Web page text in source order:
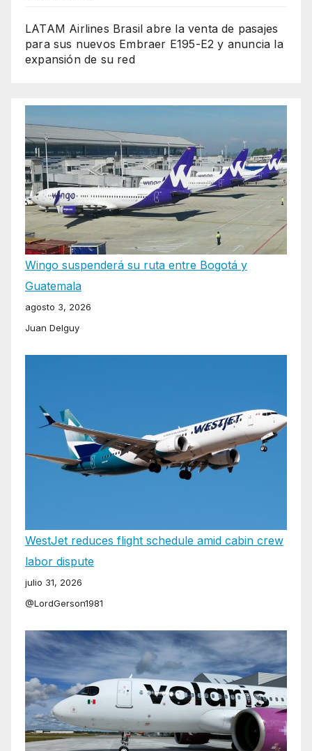
LATAM Airlines Brasil abre la venta de pasajes
para sus nuevos Embraer E195-E2 y anuncia la
expansión de su red
Wingo suspenderá su ruta entre Bogotá y
Guatemala
agosto 3, 2026
Juan Delguy
WestJet reduces flight schedule amid cabin crew
labor dispute
julio 31, 2026
@LordGerson1981